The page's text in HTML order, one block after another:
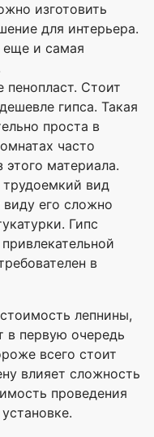
изготовить
для интерьера.
еще и самая
Стоит
гипса. Такая
проста в
часто
материала.
вид
его сложно
Гипс
в
лепнины,
в первую очередь
всего стоит
влияет сложность
проведения